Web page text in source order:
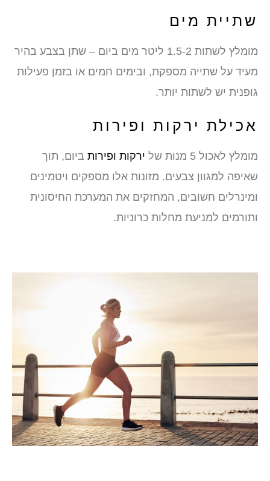
שתיית מים
מומלץ לשתות 1.5-2 ליטר מים ביום – שתן בצבע בהיר
מעיד על שתייה מספקת, ובימים חמים או בזמן פעילות
גופנית יש לשתות יותר.
אכילת ירקות ופירות
מומלץ לאכול 5 מנות של ירקות ופירות ביום, תוך
שאיפה למגוון צבעים. מזונות אלו מספקים ויטמינים
ומינרלים חשובים, המחזקים את המערכת החיסונית
ותורמים למניעת מחלות כרוניות.